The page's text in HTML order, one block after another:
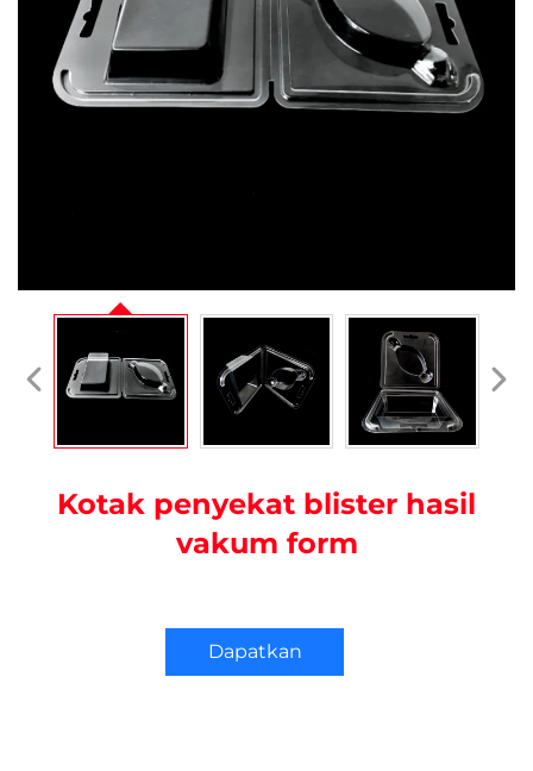
Kotak penyekat blister hasil
vakum form
Dapatkan